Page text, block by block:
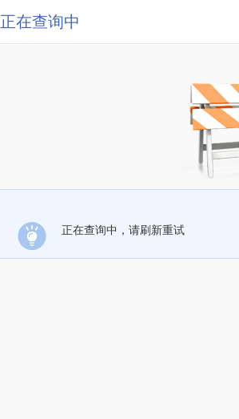
正在查询中
正在查询中，请刷新重试